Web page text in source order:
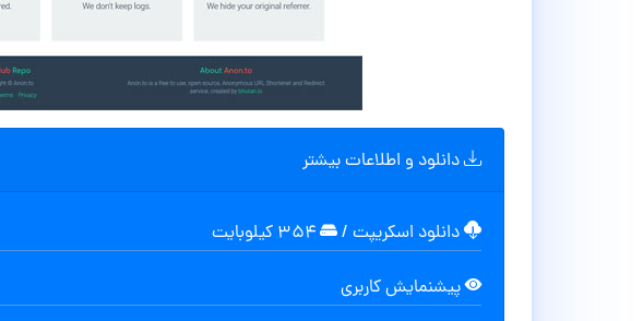
دانلود و اطلاعات بیشتر
دانلود اسکریپت /
پیشنمایش کاربری